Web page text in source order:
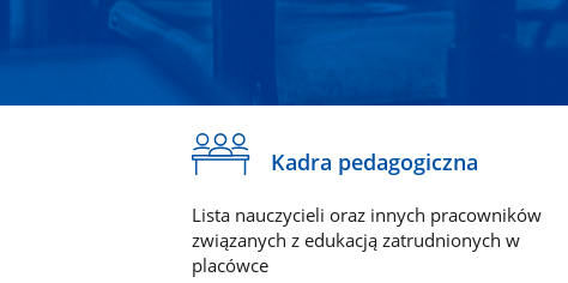
Kadra pedagogiczna
Lista nauczycieli oraz innych pracowników
związanych z edukacją zatrudnionych w
placówce